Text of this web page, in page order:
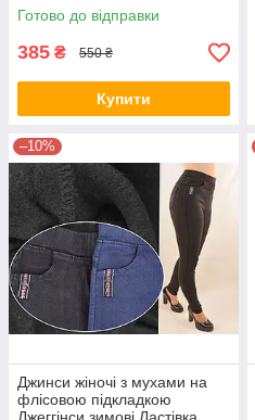
Готово до відправки
385 ₴ 550 ₴
Купити
–10%
Джинси жіночі з мухами на
флісовою підкладкою